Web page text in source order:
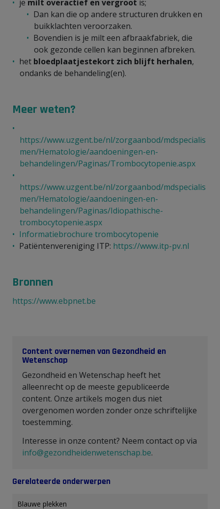
je milt overactief en vergroot is;
Dan kan die op andere structuren drukken en
buikklachten veroorzaken.
Bovendien is je milt een afbraakfabriek, die
ook gezonde cellen kan beginnen afbreken.
het bloedplaatjestekort zich blijft herhalen,
ondanks de behandeling(en).
Meer weten?
https://www.uzgent.be/nl/zorgaanbod/mdspecialis
men/Hematologie/aandoeningen-en-
behandelingen/Paginas/Trombocytopenie.aspx
https://www.uzgent.be/nl/zorgaanbod/mdspecialis
men/Hematologie/aandoeningen-en-
behandelingen/Paginas/Idiopathische-
trombocytopenie.aspx
Informatiebrochure trombocytopenie
Patiëntenvereniging ITP: https://www.itp-pv.nl
Bronnen
https://www.ebpnet.be
Content overnemen van Gezondheid en
Wetenschap
Gezondheid en Wetenschap heeft het
alleenrecht op de meeste gepubliceerde
content. Onze artikels mogen dus niet
overgenomen worden zonder onze schriftelijke
toestemming.
Interesse in onze content? Neem contact op via
info@gezondheidenwetenschap.be.
Gerelateerde onderwerpen
Blauwe plekken